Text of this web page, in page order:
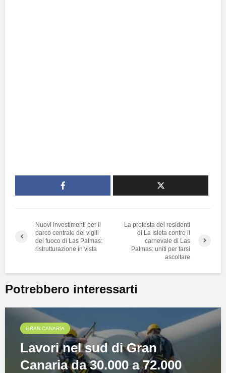
Nuovi investimenti per il
parco centrale dei vigili
del fuoco di Las Palmas:
ristrutturazione in vista
La protesta dei residenti
di La Isleta contro il
carnevale di Las
Palmas: uniti per farsi
ascoltare
Potrebbero interessarti
GRAN CANARIA
Lavori nel sud di Gran
Canaria da 30.000 a 72.000